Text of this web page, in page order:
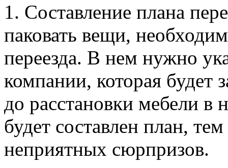
1. Составление плана
паковать вещи,
переезда. В нем нужно
компании, которая будет
до расстановки мебели в
будет составлен план,
неприятных сюрпризов.